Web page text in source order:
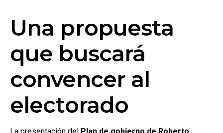
Una propuesta
que buscará
convencer al
electorado